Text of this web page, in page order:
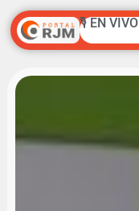
🎙️ EN VIVO